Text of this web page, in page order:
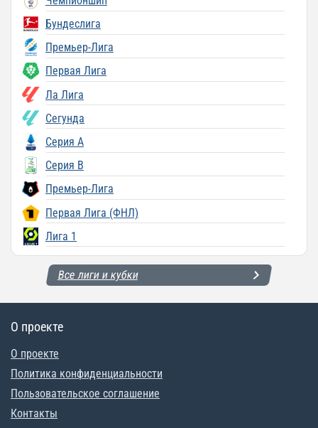
Бундеслига
Премьер-Лига
Первая Лига
Ла Лига
Сегунда
Серия A
Серия B
Премьер-Лига
Первая Лига (ФНЛ)
Лига 1
Все лиги и кубки
О проекте
О проекте
Политика конфиденциальности
Пользовательское соглашение
Контакты